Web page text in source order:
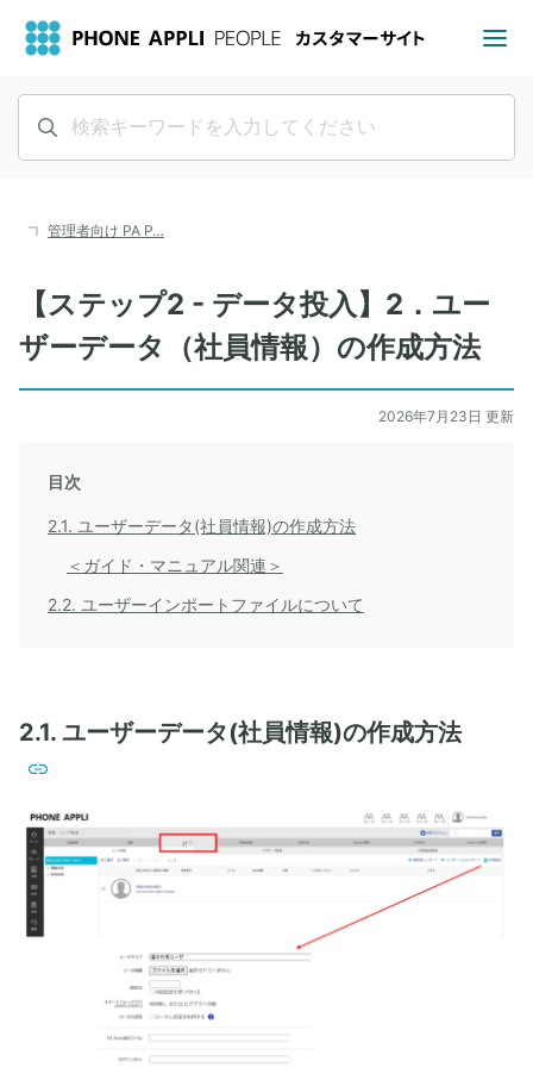
管理者向け PA P…
【ステップ2 - データ投入】2．ユー
ザーデータ（社員情報）の作成方法
2026年7月23日 更新
目次
2.1. ユーザーデータ(社員情報)の作成方法
＜ガイド・マニュアル関連＞
2.2. ユーザーインポートファイルについて
2.1. ユーザーデータ(社員情報)の作成方法